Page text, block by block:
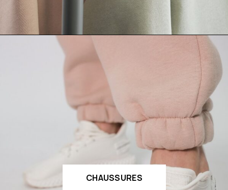
CHAUSSURES